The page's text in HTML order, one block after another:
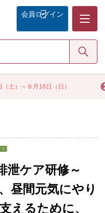
土）～８月16日（日）
会員 ログイン
検索
ン
泄ケア研修～
昼間元気にやり
えるために、